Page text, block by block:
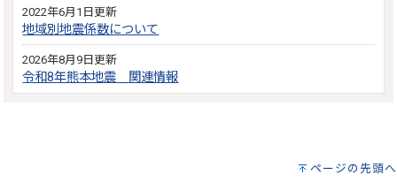
2022年6月1日更新
地域別地震係数について
2026年8月9日更新
令和8年熊本地震 関連情報
ページの先頭へ